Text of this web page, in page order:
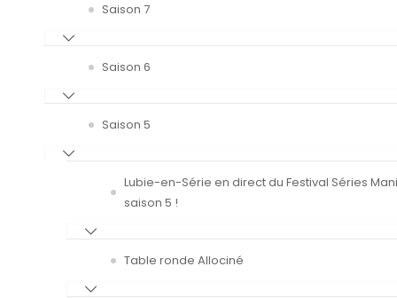
Saison 7
Saison 6
Saison 5
Lubie-en-Série en direct du Festival Séries
saison 5 !
Table ronde Allociné